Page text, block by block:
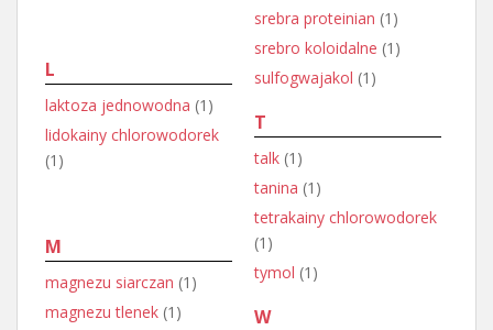
L
laktoza jednowodna (1)
lidokainy chlorowodorek
(1)
M
magnezu siarczan (1)
magnezu tlenek (1)
srebra proteinian (1)
srebro koloidalne (1)
sulfogwajakol (1)
T
talk (1)
tanina (1)
tetrakainy chlorowodorek
(1)
tymol (1)
W